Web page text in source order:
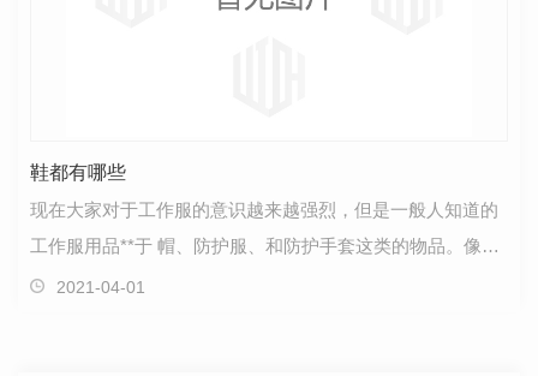
鞋都有哪些
现在大家对于工作服的意识越来越强烈，但是一般人知道的
工作服用品**于 帽、防护服、和防护手套这类的物品。像对
足部防护的 劳保鞋，似乎都被大家所忽视了。…
2021-04-01